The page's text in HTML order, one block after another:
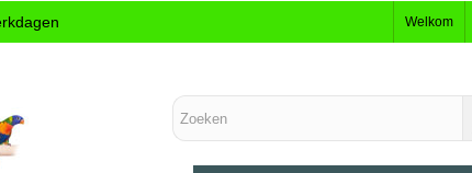
Welkom